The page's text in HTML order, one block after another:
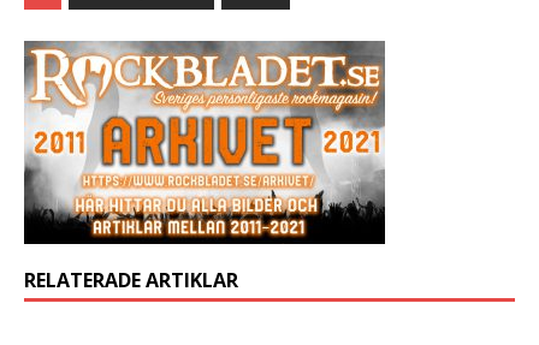
RELATERADE ARTIKLAR